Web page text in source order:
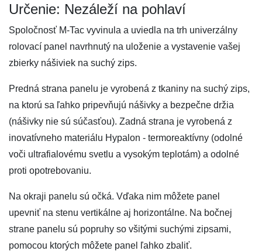
Určenie: Nezáleží na pohlaví
Spoločnosť M-Tac vyvinula a uviedla na trh univerzálny
rolovací panel navrhnutý na uloženie a vystavenie vašej
zbierky nášiviek na suchý zips.
Predná strana panelu je vyrobená z tkaniny na suchý zips,
na ktorú sa ľahko pripevňujú nášivky a bezpečne držia
(nášivky nie sú súčasťou). Zadná strana je vyrobená z
inovatívneho materiálu Hypalon - termoreaktívny (odolné
voči ultrafialovému svetlu a vysokým teplotám) a odolné
proti opotrebovaniu.
Na okraji panelu sú očká. Vďaka nim môžete panel
upevniť na stenu vertikálne aj horizontálne. Na bočnej
strane panelu sú popruhy so všitými suchými zipsami,
pomocou ktorých môžete panel ľahko zbaliť.